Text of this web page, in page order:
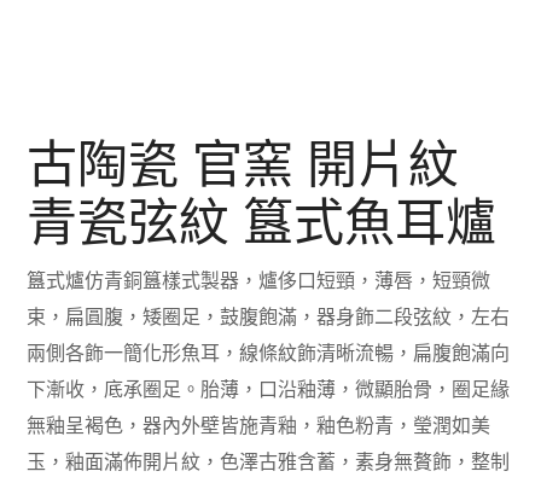
古陶瓷 官窯 開片紋
青瓷弦紋 簋式魚耳爐
簋式爐仿青銅簋樣式製器，爐侈口短頸，薄唇，短頸微
束，扁圓腹，矮圈足，鼓腹飽滿，器身飾二段弦紋，左右
兩側各飾一簡化形魚耳，線條紋飾清晰流暢，扁腹飽滿向
下漸收，底承圈足。胎薄，口沿釉薄，微顯胎骨，圈足緣
無釉呈褐色，器內外壁皆施青釉，釉色粉青，瑩潤如美
玉，釉面滿佈開片紋，色澤古雅含蓄，素身無贅飾，整制